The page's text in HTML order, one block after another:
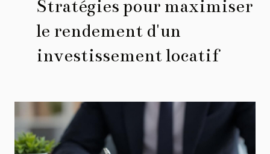
Stratégies pour maximiser
le rendement d'un
investissement locatif